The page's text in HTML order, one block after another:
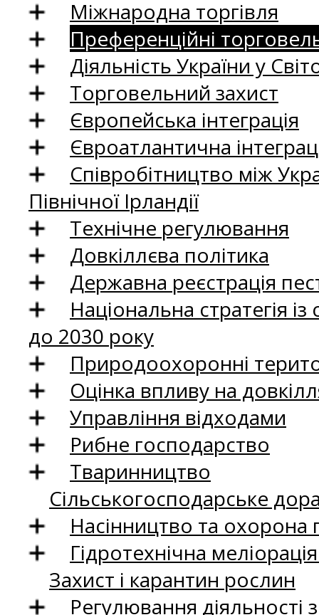
Міжнародна торгівля
Преференційні
Діяльність України у
Торговельний захист
Європейська інтеграція
Євроатлантична
Співробітництво між
Північної Ірландії
Технічне регулювання
Довкіллєва політика
Державна реєстрація
Національна стратегія
до 2030 року
Природоохоронні
Оцінка впливу на
Управління відходами
Рибне господарство
Тваринництво
Сільськогосподарське
Насінництво та
Гідротехнічна
Захист і карантин рослин
Регулювання